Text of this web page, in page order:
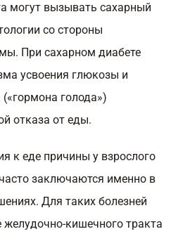
могут вызывать сахарный
со стороны
При сахарном диабете
усвоения глюкозы и
голода»)
отказа от еды.
к еде причины у взрослого
заключаются именно в
Для таких болезней
кишечного тракта